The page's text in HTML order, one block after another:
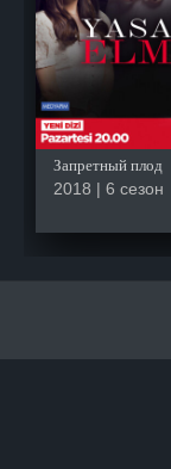
Запретный плод
2018 | 6 сезон